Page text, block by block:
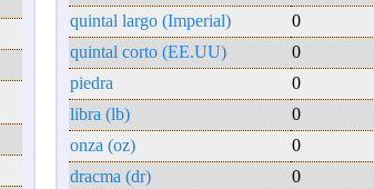
quintal largo (Imperial)
0
quintal corto (EE.UU)
0
piedra
0
libra (lb)
0
onza (oz)
0
dracma (dr)
0